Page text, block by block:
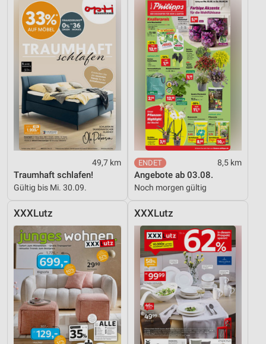
49,7 km
Traumhaft schlafen!
Gültig bis Mi. 30.09.
8,5 km
Angebote ab 03.08.
Noch morgen gültig
XXXLutz XXXLutz